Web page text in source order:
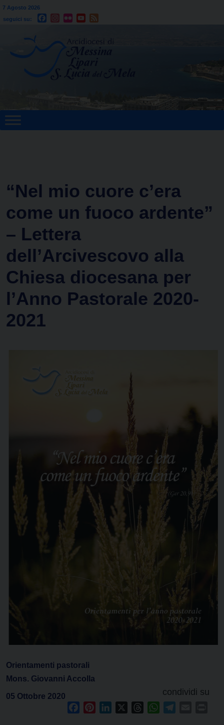
Skip
to
7 Agosto 2026
seguici su: Facebook
Instagram
FlickrYouTube
“Nel mio cuore c’era
come un fuoco ardente”
– Lettera
dell’Arcivescovo alla
Chiesa diocesana per
l’Anno Pastorale 2020-
2021
Orientamenti pastorali
Mons. Giovanni Accolla
condividi su
FacebookPinterestLinkedIn ThreadsWhatsApp
05 Ottobre 2020